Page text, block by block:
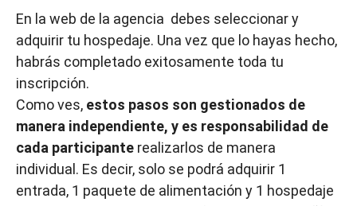
En la web de la agencia debes seleccionar y
adquirir tu hospedaje. Una vez que lo hayas hecho,
habrás completado exitosamente toda tu
inscripción.
Como ves, estos pasos son gestionados de
manera independiente, y es responsabilidad de
cada participante realizarlos de manera
individual. Es decir, solo se podrá adquirir 1
entrada, 1 paquete de alimentación y 1 hospedaje